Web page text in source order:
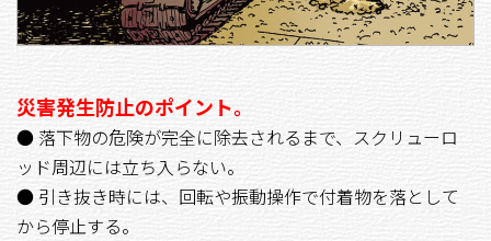
災害発生防止のポイント。
● 落下物の危険が完全に除去されるまで、スクリューロ
ッド周辺には立ち入らない。
● 引き抜き時には、回転や振動操作で付着物を落として
から停止する。